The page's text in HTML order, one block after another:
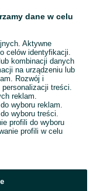
dane w celu
Aktywne
celów identyfikacji.
kombinacji danych
na urządzeniu lub
Rozwój i
treści.
reklam.
wyboru reklam.
wyboru treści.
profili do wyboru
profili w celu